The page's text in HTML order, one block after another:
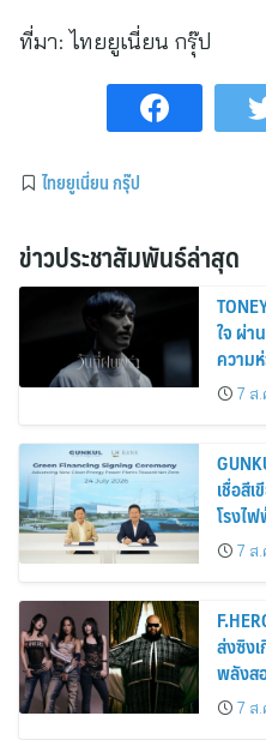
ที่มา: ไทยยูเนี่ยน กรุ๊ป
ไทยยูเนี่ยน กรุ๊ป
ข่าวประชาสัมพันธ์ล่าสุด
ใจ ผ่า
ความ
สุดท้าย
7 ส
เชื่อสี
โรงไ
7 ส
ส่งซิง
พลังส
ปราก
7 ส